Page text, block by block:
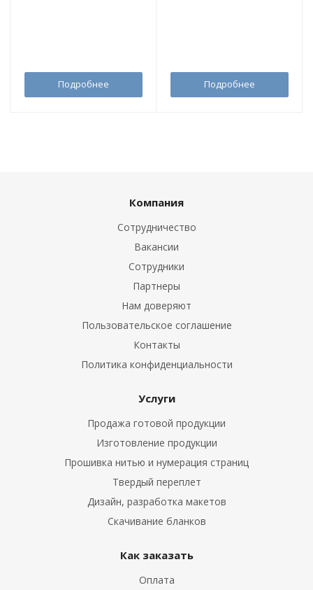
Подробнее Подробнее
Компания
Сотрудничество
Вакансии
Сотрудники
Партнеры
Нам доверяют
Пользовательское соглашение
Контакты
Политика конфиденциальности
Услуги
Продажа готовой продукции
Изготовление продукции
Прошивка нитью и нумерация страниц
Твердый переплет
Дизайн, разработка макетов
Скачивание бланков
Как заказать
Оплата